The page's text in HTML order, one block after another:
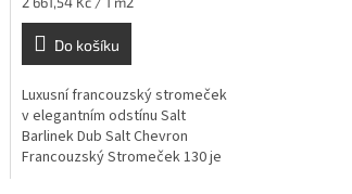
cena:
Do košíku
Luxusní francouzský stromeček
v elegantním odstínu Salt
Barlinek Dub Salt Chevron
Francouzský Stromeček 130 je